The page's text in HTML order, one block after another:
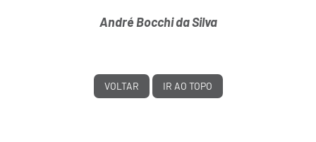
André Bocchi da Silva
VOLTAR IR AO TOPO